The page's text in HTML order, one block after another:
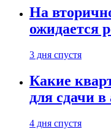
На
ожидается
3 дня спустя
Какие
для сдачи в
4 дня спустя